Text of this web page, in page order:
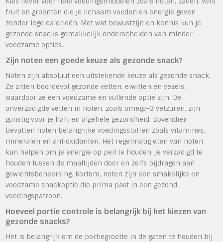
fruit en groenten die je lichaam voeden en energie geven
zonder lege calorieën. Met wat bewustzijn en kennis kun je
gezonde snacks gemakkelijk onderscheiden van minder
voedzame opties.
Zijn noten een goede keuze als gezonde snack?
Noten zijn absoluut een uitstekende keuze als gezonde snack.
Ze zitten boordevol gezonde vetten, eiwitten en vezels,
waardoor ze een voedzame en vullende optie zijn. De
onverzadigde vetten in noten, zoals omega-3 vetzuren, zijn
gunstig voor je hart en algehele gezondheid. Bovendien
bevatten noten belangrijke voedingsstoffen zoals vitamines,
mineralen en antioxidanten. Het regelmatig eten van noten
kan helpen om je energie op peil te houden, je verzadigd te
houden tussen de maaltijden door en zelfs bijdragen aan
gewichtsbeheersing. Kortom, noten zijn een smakelijke en
voedzame snackoptie die prima past in een gezond
voedingspatroon.
Hoeveel portie controle is belangrijk bij het kiezen van
gezonde snacks?
Het is belangrijk om de portiegrootte in de gaten te houden bij